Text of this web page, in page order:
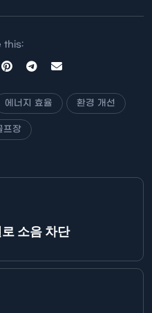
this:
에너지 효율 환경 개선
프장
소음 차단